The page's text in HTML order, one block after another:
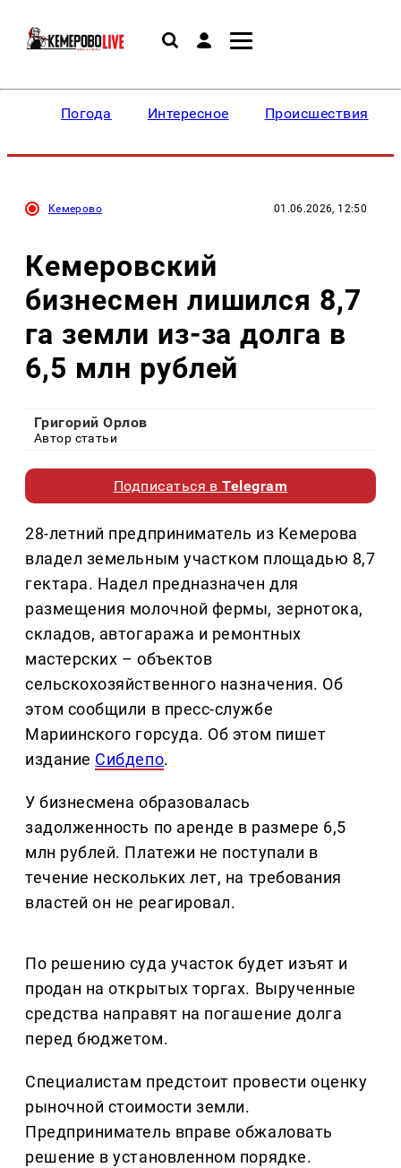
Погода Интересное Происшествия
Кемерово 01.06.2026, 12:50
Кемеровский
бизнесмен лишился 8,7
га земли из-за долга в
6,5 млн рублей
Григорий Орлов
Автор статьи
Подписаться вTelegram
28-летний предприниматель из Кемерова
владел земельным участком площадью 8,7
гектара. Надел предназначен для
размещения молочной фермы, зернотока,
складов, автогаража и ремонтных
мастерских – объектов
сельскохозяйственного назначения. Об
этом сообщили в пресс-службе
Мариинского горсуда. Об этом пишет
издание Сибдепо.
У бизнесмена образовалась
задолженность по аренде в размере 6,5
млн рублей. Платежи не поступали в
течение нескольких лет, на требования
властей он не реагировал.
По решению суда участок будет изъят и
продан на открытых торгах. Вырученные
средства направят на погашение долга
перед бюджетом.
Специалистам предстоит провести оценку
рыночной стоимости земли.
Предприниматель вправе обжаловать
решение в установленном порядке.